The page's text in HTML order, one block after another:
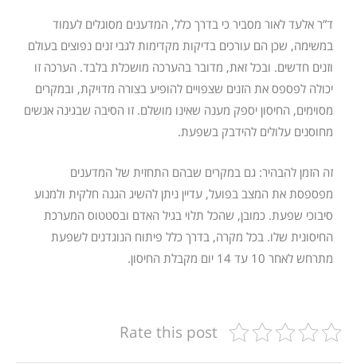
ד”ר אלעד לאור מסביר כי בדרך כלל, המדענים מסוגלים לעמוד
במשימה, שכן הם עורכים בדיקות מקדימות לגבי זנים נפוצים בעולם
וזנים חדשים. ובכל זאת, מדובר בהערכה מושכלת בלבד. הערכה זו
יכולה לפספס את הזנים שצפויים להופיע בצורה מדויקת, ובמקרים
מסוימים, החיסון יספק מענה שאינו מושלם. זו הסיבה שבגינה אנשים
מחוסנים עלולים להידבק בשפעת.
זה הזמן להבהיר: גם במקרים שבהם התחזית של המדענים
מפספסת את המצב בפועל, עדיין ניתן להשיג הגנה חלקית ולמנוע
סיבוכי שפעת. כמובן, שהכל תלוי בגיל האדם ובסטטוס המערכת
החיסונית שלו. בכל מקרה, בדרך כלל פיתוח הנוגדנים לשפעת
מתרחש לאחר 10 עד 14 יום מקבלת החיסון.
Rate this post